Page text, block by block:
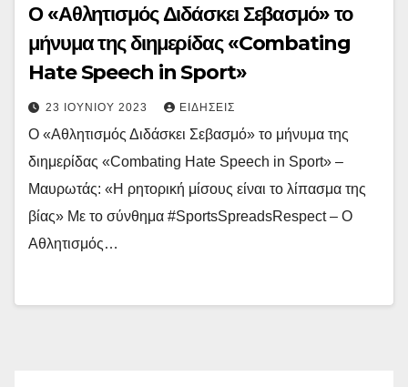
Ο «Αθλητισμός Διδάσκει Σεβασμό» το
μήνυμα της διημερίδας «Combating
Hate Speech in Sport»
23 ΙΟΥΝΊΟΥ 2023 ΕΙΔΉΣΕΙΣ
Ο «Αθλητισμός Διδάσκει Σεβασμό» το μήνυμα της
διημερίδας «Combating Hate Speech in Sport» –
Μαυρωτάς: «Η ρητορική μίσους είναι το λίπασμα της
βίας» Με το σύνθημα #SportsSpreadsRespect – Ο
Αθλητισμός…